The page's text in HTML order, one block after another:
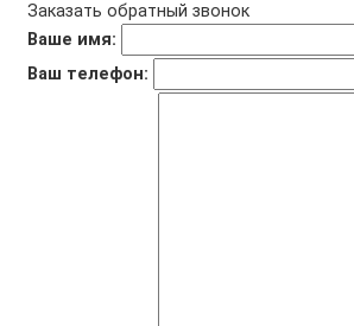
Заказать обратный звонок
Ваше имя:
Ваш телефон: